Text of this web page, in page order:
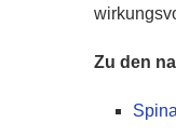
Zu den